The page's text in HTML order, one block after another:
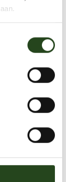
vain 1 € /